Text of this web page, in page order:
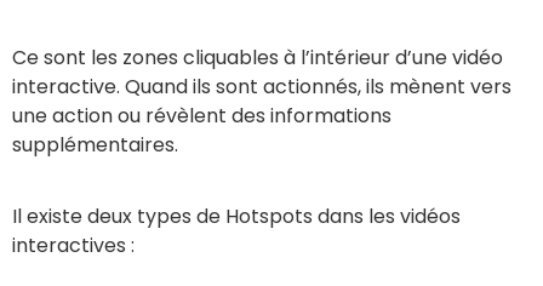
Ce sont les zones cliquables à l’intérieur d’une vidéo
interactive. Quand ils sont actionnés, ils mènent vers
une action ou révèlent des informations
supplémentaires.
Il existe deux types de Hotspots dans les vidéos
interactives :